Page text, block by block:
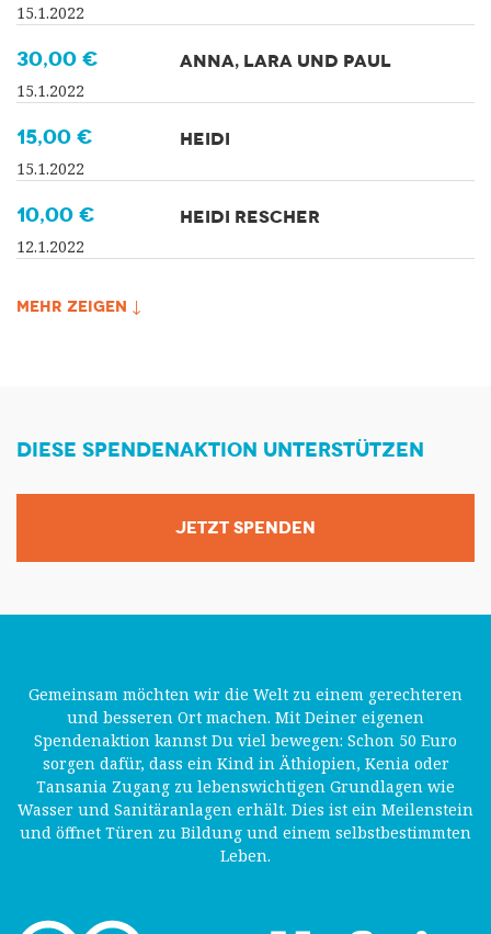
15.1.2022
30,00 €
15.1.2022
ANNA, LARA UND PAUL
15,00 €
15.1.2022
HEIDI
10,00 €
12.1.2022
HEIDI RESCHER
MEHR ZEIGEN ↓
DIESE SPENDENAKTION UNTERSTÜTZEN
JETZT SPENDEN
Gemeinsam möchten wir die Welt zu einem gerechteren
und besseren Ort machen. Mit Deiner eigenen
Spendenaktion kannst Du viel bewegen: Schon 50 Euro
sorgen dafür, dass ein Kind in Äthiopien, Kenia oder
Tansania Zugang zu lebenswichtigen Grundlagen wie
Wasser und Sanitäranlagen erhält. Dies ist ein Meilenstein
und öffnet Türen zu Bildung und einem selbstbestimmten
Leben.